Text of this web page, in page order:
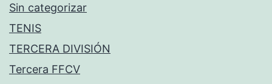
Sin categorizar
TENIS
TERCERA DIVISIÓN
Tercera FFCV